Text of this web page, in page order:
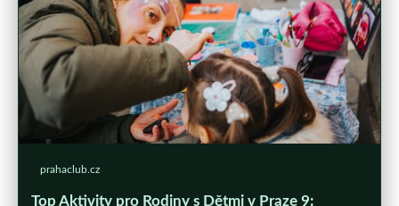
prahaclub.cz
Top Aktivity pro Rodiny s Dětmi v Praze 9: